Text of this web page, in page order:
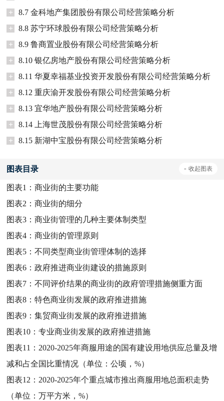
+
8.7 金科地产集团股份有限公司经营策略分析
+
8.8 苏宁环球股份有限公司经营策略分析
+
8.9 鲁商置业股份有限公司经营策略分析
+
8.10 银亿房地产股份有限公司经营策略分析
+
8.11 华夏幸福基业投资开发股份有限公司经营策略分析
+
8.12 重庆渝开发股份有限公司经营策略分析
+
8.13 宜华地产股份有限公司经营策略分析
+
8.14 上海世茂股份有限公司经营策略分析
+
8.15 新湖中宝股份有限公司经营策略分析
图表目录 - 收起图表
图表1：商业街的主要功能
图表2：商业街的细分
图表3：商业街管理的几种主要体制类型
图表4：商业街的管理原则
图表5：不同类型商业街管理体制的选择
图表6：政府推进商业街建设的措施原则
图表7：不同评价结果的商业街的政府管理措施侧重方面
图表8：特色商业街发展的政府推进措施
图表9：集贸商业街发展的政府推进措施
图表10：专业商业街发展的政府推进措施
图表11： 2020-2025年商服用途的国有建设用地供应总量及增
减和占全国比重情况（单位：公顷，%）
图表12： 2020-2025年个重点城市推出商服用地总面积走势
（单位：万平方米，%）